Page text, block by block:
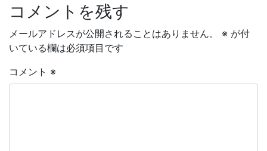
コメントを残す
メールアドレスが公開されることはありません。 ※ が付
いている欄は必須項目です
コメント ※